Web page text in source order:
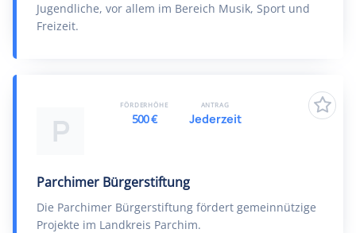
Jugendliche, vor allem im Bereich Musik, Sport und
Freizeit.
P
Parchimer Bürgerstiftung
Die Parchimer Bürgerstiftung fördert gemeinnützige
Projekte im Landkreis Parchim.
FÖRDERHÖHE
500 €
ANTRAG
Jederzeit